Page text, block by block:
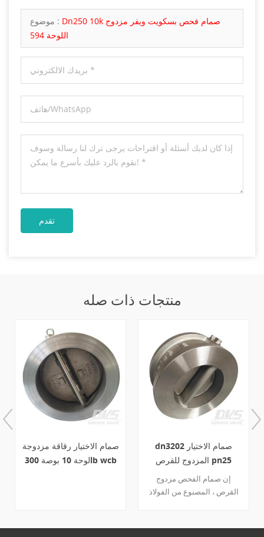
موضوع : Dn250 10k صمام فحص بسكويت ويفر مزدوج
اللوحة 594
منتجات ذات صله
صمام الاختيار رقاقة مزدوجة
لوحة 10 بوصة 300lb wcb
dn3202 صمام الاختيار
المزدوج للقرص pn25
dn100 cf8
إن صمام الفحص مزدوج
القرص ، المصنوع من الفولاذ
تصميمه وفقًا للمعيار 3202 ،